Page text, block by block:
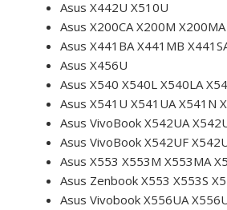
Asus X442U X510U
Asus X200CA X200M
Asus X441BA X441MB
Asus X456U
Asus X540 X540L X540LA
Asus X541U X541UA X541N
Asus VivoBook X542UA
Asus VivoBook X542UF
Asus X553 X553M X553MA
Asus Zenbook X553 X553S
Asus Vivobook X556UA